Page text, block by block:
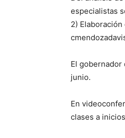
especialistas
2)
El gobernador
junio.
En
clases a